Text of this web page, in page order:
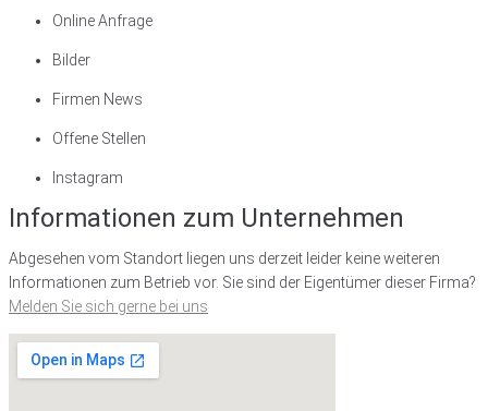
Online Anfrage
Bilder
Firmen News
Offene Stellen
Instagram
Informationen zum Unternehmen
Abgesehen vom Standort liegen uns derzeit leider keine weiteren
Informationen zum Betrieb vor. Sie sind der Eigentümer dieser Firma?
Melden Sie sich gerne bei uns